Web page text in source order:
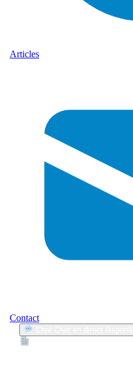
Articles
Contact